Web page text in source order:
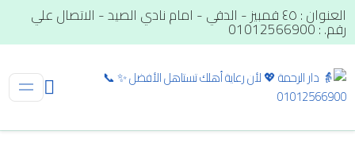
العنوان : ٤٥ قمبيز - الدقي - امام نادي الصيد - الاتصال علي
رقم. : 01012566900